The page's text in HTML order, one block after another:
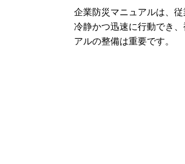
企業防災マニュアルは、
冷静かつ迅速に行動でき
アルの整備は重要です。